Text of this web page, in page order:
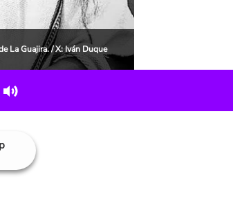
La Guajira. / X: Iván Duque